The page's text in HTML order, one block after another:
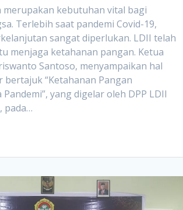
merupakan kebutuhan vital bagi
Terlebih saat pandemi Covid-19,
sangat diperlukan. LDII telah
menjaga ketahanan pangan. Ketua
Santoso, menyampaikan hal
“Ketahanan Pangan
yang digelar oleh DPP LDII
pada…